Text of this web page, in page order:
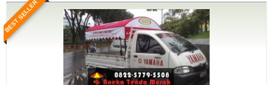
BEST SELLER